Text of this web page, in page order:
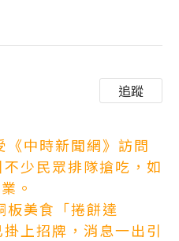
追蹤
中時新聞網》訪問
少民眾排隊搶吃，如
。
美食「捲餅達
上招牌，消息一出引